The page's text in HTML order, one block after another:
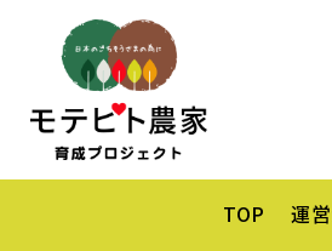
TOP 運